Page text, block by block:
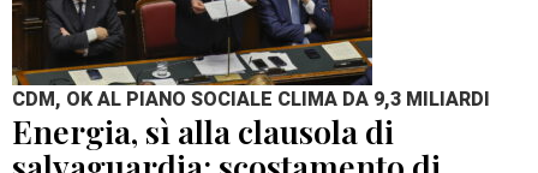
CDM, OK AL PIANO SOCIALE CLIMA DA 9,3 MILIARDI
Energia, sì alla clausola di